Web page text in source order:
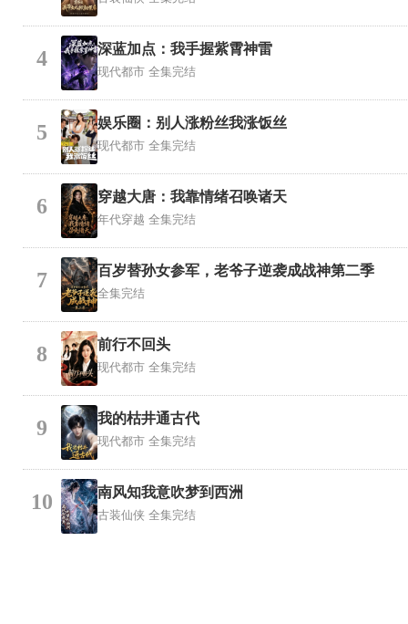
4 深蓝加点：我手握紫霄神雷
现代都市 全集完结
5 娱乐圈：别人涨粉丝我涨饭丝
现代都市 全集完结
6 穿越大唐：我靠情绪召唤诸天
年代穿越 全集完结
7 百岁替孙女参军，老爷子逆袭成战神第二季
全集完结
8 前行不回头
现代都市 全集完结
9 我的枯井通古代
现代都市 全集完结
10 南风知我意吹梦到西洲
古装仙侠 全集完结